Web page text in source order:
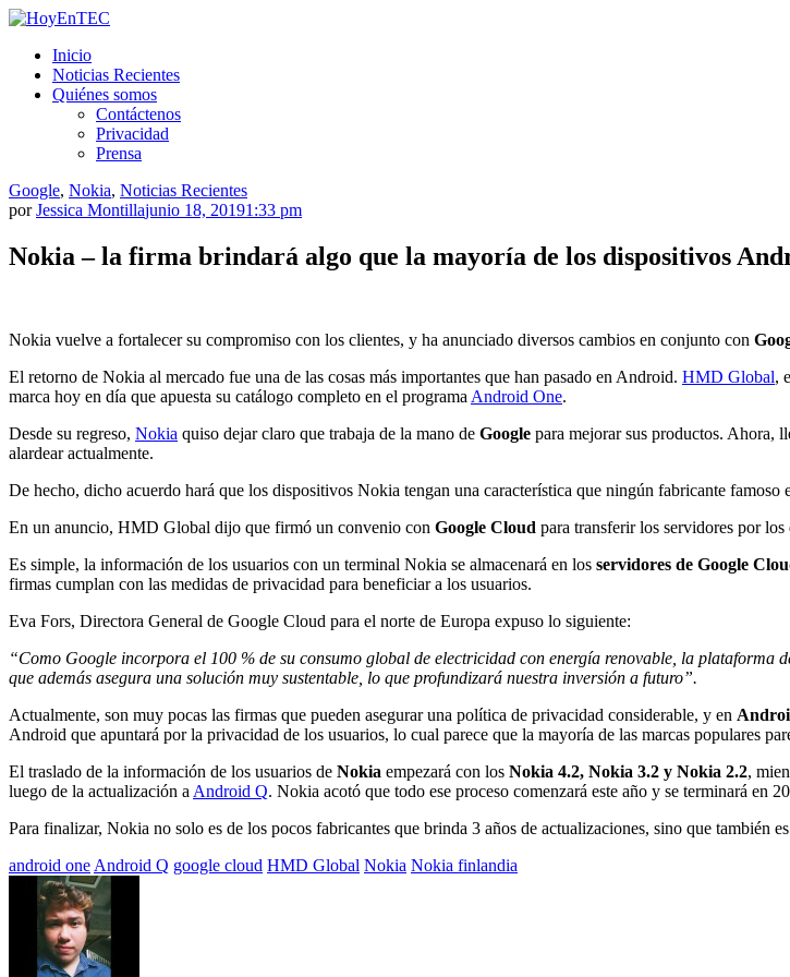
Saltar
contenido.
Inicio
Noticias Recientes
Quiénes somos
Contáctenos
Privacidad
Prensa
Google, Nokia, Noticias Recientes
porJessica Montillajunio 18, 20191:33 pm
Nokia – la firma brindará algo que la mayoría de los dispositivos
Nokia vuelve a fortalecer su compromiso con los clientes, y ha anunciado diversos cambios en conjunto con
El retorno de Nokia al mercado fue una de las cosas más importantes que han pasado en Android. HMD Global,
marca hoy en día que apuesta su catálogo completo en el programa Android One.
Desde su regreso, Nokia quiso dejar claro que trabaja de la mano de Google para mejorar sus productos. Ahora,
alardear actualmente.
De hecho, dicho acuerdo hará que los dispositivos Nokia tengan una característica que ningún fabricante famoso
En un anuncio, HMD Global dijo que firmó un convenio con Google Cloud para transferir los servidores por
Es simple, la información de los usuarios con un terminal Nokia se almacenará en los servidores de Google
firmas cumplan con las medidas de privacidad para beneficiar a los usuarios.
Eva Fors, Directora General de Google Cloud para el norte de Europa expuso lo siguiente:
“Como Google incorpora el 100 % de su consumo global de electricidad con energía renovable, la
que además asegura una solución muy sustentable, lo que profundizará nuestra inversión a futuro”.
Actualmente, son muy pocas las firmas que pueden asegurar una política de privacidad considerable, y en
Android que apuntará por la privacidad de los usuarios, lo cual parece que la mayoría de las marcas populares
El traslado de la información de los usuarios de Nokia empezará con los Nokia 4.2, Nokia 3.2 y Nokia 2.2,
luego de la actualización a Android Q. Nokia acotó que todo ese proceso comenzará este año y se terminará en
Para finalizar, Nokia no solo es de los pocos fabricantes que brinda 3 años de actualizaciones, sino que también
Etiquetado
android one Android Q google cloud HMD Global Nokia Nokia finlandia